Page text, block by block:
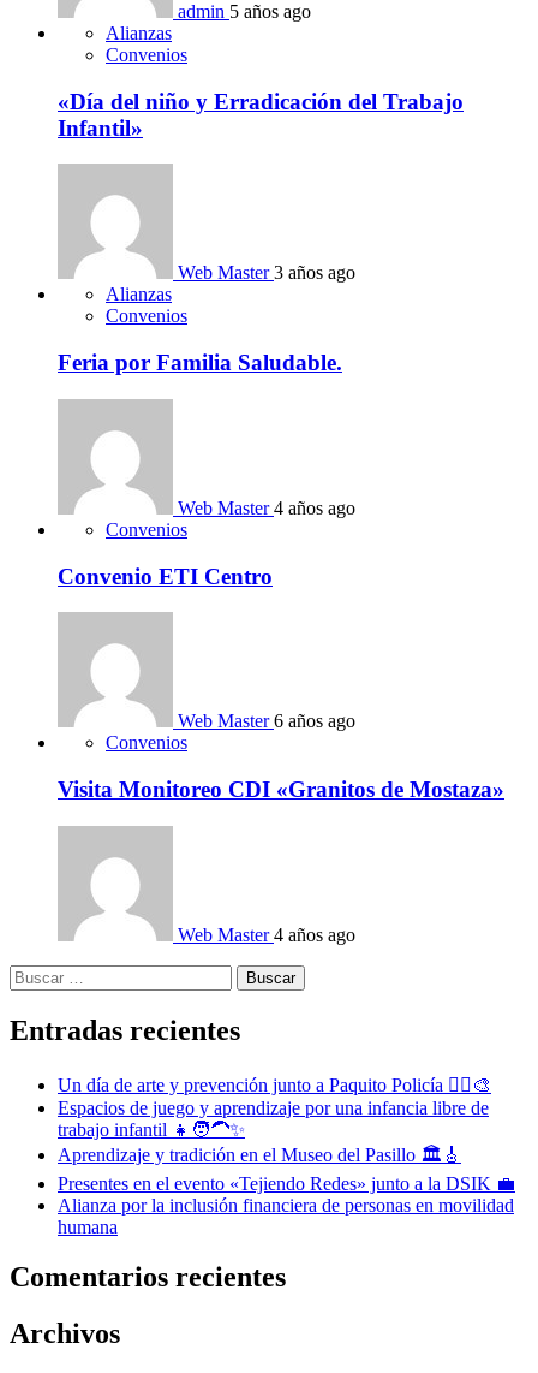
admin 5 años ago
Alianzas
Convenios
«Día del niño y Erradicación del Trabajo
Infantil»
Web Master 3 años ago
Alianzas
Convenios
Feria por Familia Saludable.
Web Master 4 años ago
Convenios
Convenio ETI Centro
Web Master 6 años ago
Convenios
Visita Monitoreo CDI «Granitos de Mostaza»
Web Master 4 años ago
Buscar:
Entradas recientes
Un día de arte y prevención junto a Paquito Policía 👮‍♂️🎨
Espacios de juego y aprendizaje por una infancia libre de
trabajo infantil 👧🧑‍🦱✨
Aprendizaje y tradición en el Museo del Pasillo 🏛️🎸
Presentes en el evento «Tejiendo Redes» junto a la DSIK 💼
Alianza por la inclusión financiera de personas en movilidad
humana
Comentarios recientes
Archivos